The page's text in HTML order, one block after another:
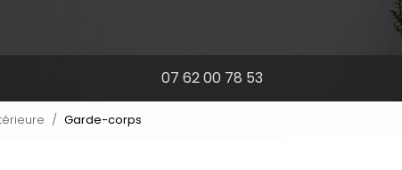
07 62 00 78 53
Garde-corps